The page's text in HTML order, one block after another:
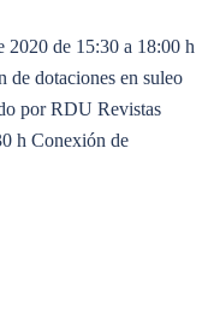
de 15:30 a 18:00 h
de dotaciones en suleo
por RDU Revistas
h Conexión de